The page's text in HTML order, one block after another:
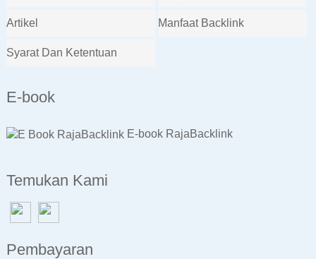
Artikel Manfaat Backlink
Syarat Dan Ketentuan
E-book
E-book RajaBacklink
Temukan Kami
Pembayaran